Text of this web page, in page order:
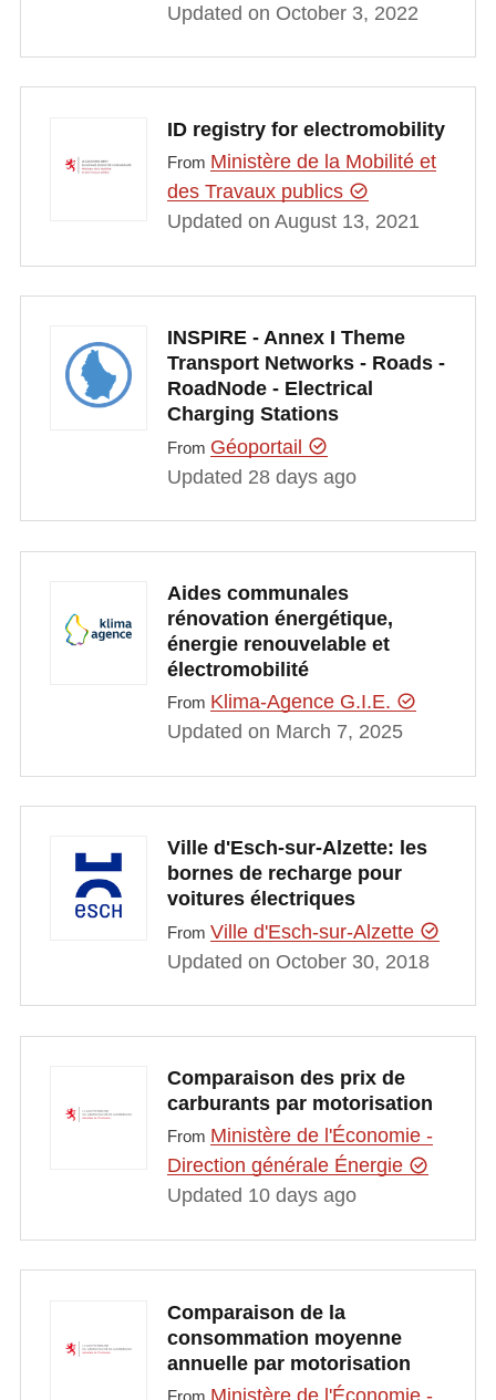
Updated on October 3, 2022
ID registry for electromobility
From Ministère de la Mobilité et
des Travaux publics
Updated on August 13, 2021
INSPIRE - Annex I Theme
Transport Networks - Roads -
RoadNode - Electrical
Charging Stations
From Géoportail
Updated 28 days ago
Aides communales
rénovation énergétique,
énergie renouvelable et
électromobilité
From Klima-Agence G.I.E.
Updated on March 7, 2025
Ville d'Esch-sur-Alzette: les
bornes de recharge pour
voitures électriques
From Ville d'Esch-sur-Alzette
Updated on October 30, 2018
Comparaison des prix de
carburants par motorisation
From Ministère de l'Économie -
Direction générale Énergie
Updated 10 days ago
Comparaison de la
consommation moyenne
annuelle par motorisation
From Ministère de l'Économie -